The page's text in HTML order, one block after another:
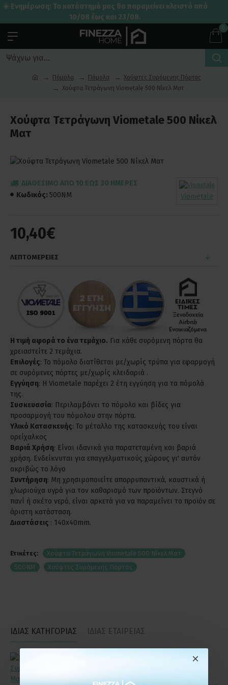
☀️ Ενημέρωση: Το κατάστημά μας θα παραμείνει κλειστό από
10/08 έως και 23/08.
0
Πόμολα Πόμολα
Χούφτες Συρόμενης Πόρτας
Χούφτα Τετράγωνη Viometale 500 Νίκελ Ματ
Χούφτα Τετράγωνη Viometale 500 Νίκελ
Ματ
10,40€
ΔΙΑΘΈΣΙΜΟ ΑΠΌ 10 ΈΩΣ 30 ΗΜΈΡΕΣ
Κωδικός: 500NM Viometale
ΛΕΠΤΟΜΕΡΕΙΕΣ
Η τιμή αφορά το ένα τεμάχιο. Για κάθε συρόμενη πόρτα θα
χρειαστείτε 2 τεμάχια.
Επιλογές: Το πόμολο διατίθεται με/χωρίς τρύπα για εφαρμογή
σε συρόμενες πόρτες με/χωρίς κλειδαριά .
Εγγύηση: Η Viometale παρέχει 2 έτη εγγύηση για τα πόμολά
της.
Συσκευασία: Περιλαμβάνει το πόμολο και βίδες για
προσαρμογή του πόμολου στην πόρτα.
Υλικό Κατασκευής: Το μέταλλο της κατασκευής του είναι
ορείχαλκος
Βαριά Χρήση: Είναι ιδανικά για παρατεταμένη και βαριά
χρήση. Ενδείκνυται για επαγγελματικούς χώρους γι' αυτόν
ακριβώς το λόγο
Συντήρηση: Μη χρησιμοποιείτε απορρυπαντικά, καυστικά ή
χλωριούχα υγρά για τον καθαρισμό των προϊόντων. Στεγνό
πανί ή σκέτο νερό, είναι αρκετά για να παραμείνει το προϊόν σε
άριστη κατάσταση.
Διαστάσεις : 140x40mm.
Ετικέτες:
Χούφτα Τετράγωνη Viometale 500 Νίκελ Ματ
500NM
Χούφτες Συρόμενης Πόρτας
ΙΔΙΑΣ ΚΑΤΗΓΟΡΙΑΣ ΙΔΙΑΣ ΕΤΑΙΡΕΙΑΣ